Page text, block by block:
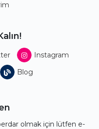
Instagram
Blog
olmak için lütfen e-